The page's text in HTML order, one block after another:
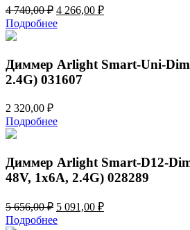
4 740,00₽ Первоначальная
цена
составляла
740,00 ₽.
4 266,00 ₽Текущая
Подробнее
Диммер Arlight Smart-Uni-Dim
2.4G) 031607
2 320,00 ₽
Подробнее
Диммер Arlight Smart-D12-
48V, 1x6A, 2.4G) 028289
5 656,00₽ Первоначальная
цена
5 091,00 ₽Текущая
Подробнее